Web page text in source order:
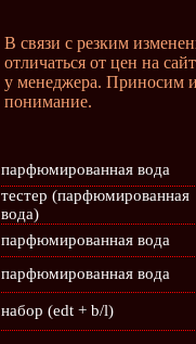
В связи с резким
отличаться от цен на
у менеджера. Приносим
понимание.
парфюмированная вода
тестер (парфюмированная
вода)
парфюмированная вода
парфюмированная вода
набор (edt + b/l)